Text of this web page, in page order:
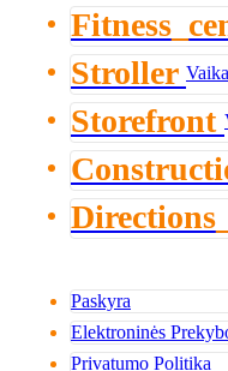
Stroller
Storefront
Paskyra
Elektroninės
Privatumo Politika